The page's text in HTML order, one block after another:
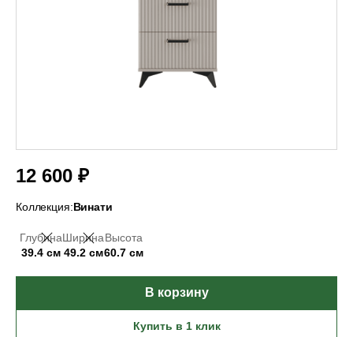
12 600 ₽
Коллекция:Винати
Глубина
39.4 см
Ширина
49.2 см
Высота
60.7 см
В корзину
Купить в 1 клик